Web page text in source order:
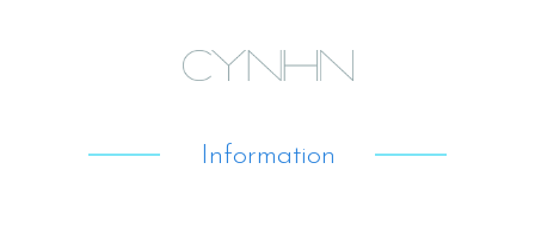
Information